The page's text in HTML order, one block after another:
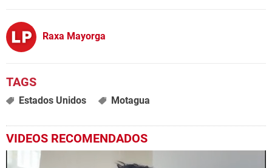
Raxa Mayorga
Estados Unidos Motagua
VIDEOS RECOMENDADOS